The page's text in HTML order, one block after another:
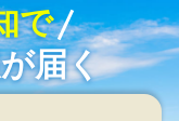
で
届く